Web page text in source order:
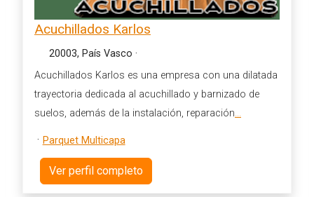
Acuchillados Karlos
20003, País Vasco ·
Acuchillados Karlos es una empresa con una dilatada
trayectoria dedicada al acuchillado y barnizado de
suelos, además de la instalación, reparación
· Parquet Multicapa
Ver perfil completo